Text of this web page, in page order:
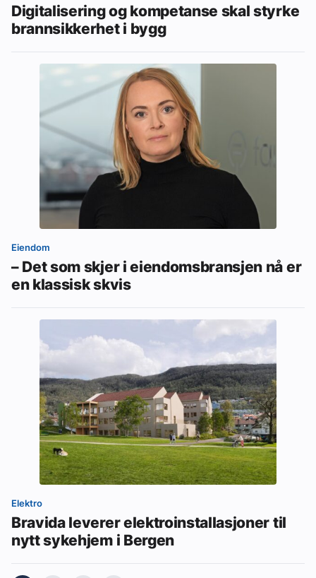
Digitalisering og kompetanse skal styrke
brannsikkerhet i bygg
Eiendom
– Det som skjer i eiendomsbransjen nå er
en klassisk skvis
Elektro
Bravida leverer elektroinstallasjoner til
nytt sykehjem i Bergen